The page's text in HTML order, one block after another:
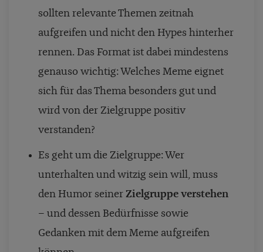
sollten relevante Themen zeitnah
aufgreifen und nicht den Hypes hinterher
rennen. Das Format ist dabei mindestens
genauso wichtig: Welches Meme eignet
sich für das Thema besonders gut und
wird von der Zielgruppe positiv
verstanden?
Es geht um die Zielgruppe: Wer
unterhalten und witzig sein will, muss
den Humor seiner Zielgruppe verstehen
– und dessen Bedürfnisse sowie
Gedanken mit dem Meme aufgreifen